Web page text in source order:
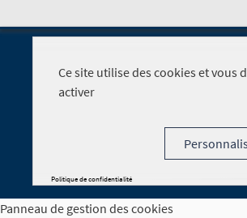
Panneau de gestion des cookies
Ce site utilise des cookies et vous
activer
Politique de confidentialité